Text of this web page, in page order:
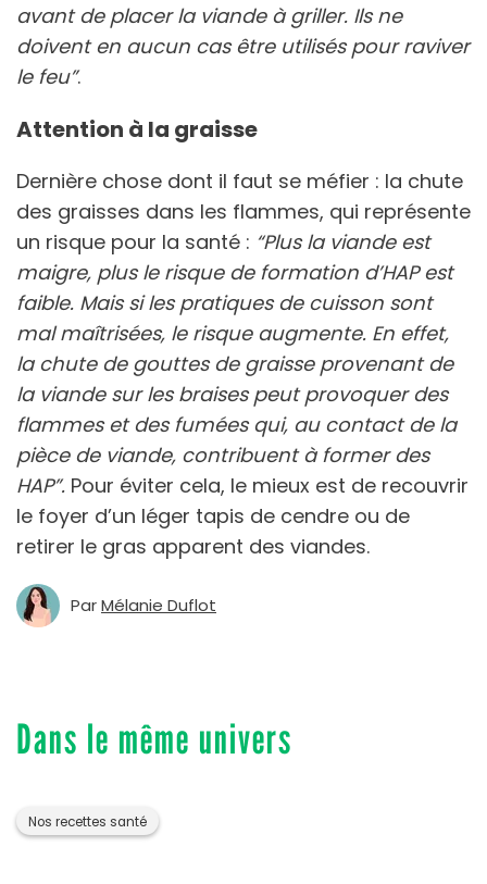
avant de placer la viande à griller. Ils ne
doivent en aucun cas être utilisés pour raviver
le feu”.
Attention à la graisse
Dernière chose dont il faut se méfier : la chute
des graisses dans les flammes, qui représente
un risque pour la santé : “Plus la viande est
maigre, plus le risque de formation d’HAP est
faible. Mais si les pratiques de cuisson sont
mal maîtrisées, le risque augmente. En effet,
la chute de gouttes de graisse provenant de
la viande sur les braises peut provoquer des
flammes et des fumées qui, au contact de la
pièce de viande, contribuent à former des
HAP”. Pour éviter cela, le mieux est de recouvrir
le foyer d’un léger tapis de cendre ou de
retirer le gras apparent des viandes.
ParMélanie Duflot
Dans le même univers
Nos recettes santé